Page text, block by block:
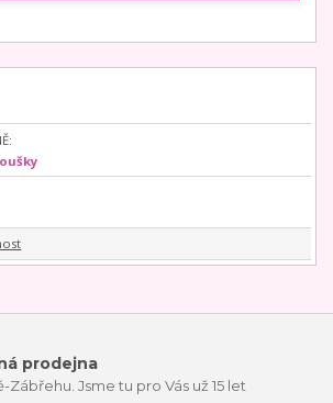
prodejna
Zábřehu. Jsme tu pro Vás už 15 let